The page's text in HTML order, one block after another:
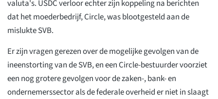
valuta's. USDC verloor echter zijn koppeling na berichten
dat het moederbedrijf, Circle, was blootgesteld aan de
mislukte SVB.
Er zijn vragen gerezen over de mogelijke gevolgen van de
ineenstorting van de SVB, en een Circle-bestuurder voorziet
een nog grotere gevolgen voor de zaken-, bank- en
ondernemerssector als de federale overheid er niet in slaagt